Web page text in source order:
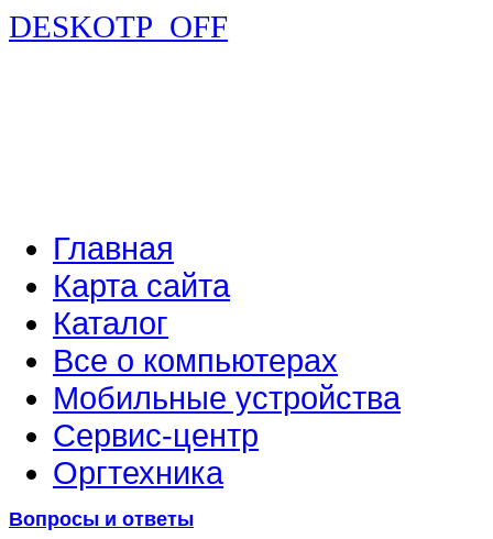
DESKOTP_OFF
Главная
Карта сайта
Каталог
Все о компьютерах
Мобильные устройства
Сервис-центр
Оргтехника
Вопросы и ответы